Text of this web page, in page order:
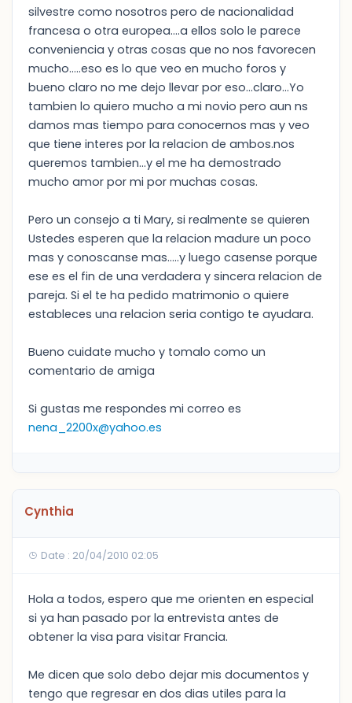
silvestre como nosotros pero de nacionalidad
francesa o otra europea....a ellos solo le parece
conveniencia y otras cosas que no nos favorecen
mucho.....eso es lo que veo en mucho foros y
bueno claro no me dejo llevar por eso...claro...Yo
tambien lo quiero mucho a mi novio pero aun ns
damos mas tiempo para conocernos mas y veo
que tiene interes por la relacion de ambos.nos
queremos tambien...y el me ha demostrado
mucho amor por mi por muchas cosas.
Pero un consejo a ti Mary, si realmente se quieren
Ustedes esperen que la relacion madure un poco
mas y conoscanse mas.....y luego casense porque
ese es el fin de una verdadera y sincera relacion de
pareja. Si el te ha pedido matrimonio o quiere
estableces una relacion seria contigo te ayudara.
Bueno cuidate mucho y tomalo como un
comentario de amiga
Si gustas me respondes mi correo es
nena_2200x@yahoo.es
Cynthia
Date : 20/04/2010 02:05
Hola a todos, espero que me orienten en especial
si ya han pasado por la entrevista antes de
obtener la visa para visitar Francia.
Me dicen que solo debo dejar mis documentos y
tengo que regresar en dos dias utiles para la